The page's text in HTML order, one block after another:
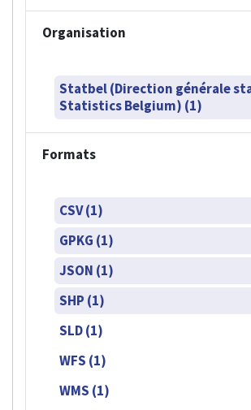
Organisation
Statbel (Direction générale
Statistics Belgium) (1)
Formats
CSV (1)
GPKG (1)
JSON (1)
SHP (1)
SLD (1)
WFS (1)
WMS (1)